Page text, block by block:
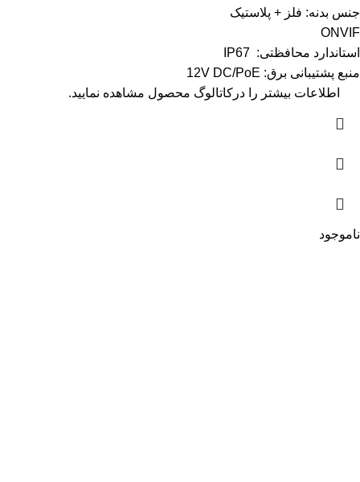
جنس بدنه: فلز + پلاستیک
ONVIF
استاندارد محافظتی: IP67
منبع پشتیبانی برق: 12V DC/PoE
اطلاعات بیشتر را در کاتالوگ محصول مشاهده نمایید.
ناموجود